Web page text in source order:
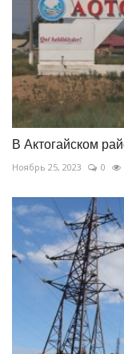
В Актогайском
Ноябрь 25, 2023 0